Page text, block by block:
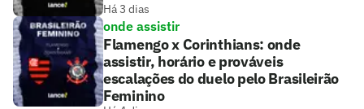
Há 3 dias
onde assistir
Flamengo x Corinthians: onde
assistir, horário e prováveis
escalações do duelo pelo Brasileirão
Feminino